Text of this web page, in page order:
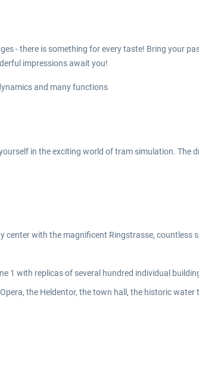
- there is something for every taste! Bring your
impressions await you!
and many functions
in the exciting world of tram simulation. The
with the magnificent Ringstrasse, countless
1 with replicas of several hundred individual
the Heldentor, the town hall, the historic water